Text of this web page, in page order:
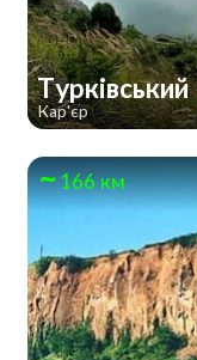
Турківський
Кар'єр
166 км